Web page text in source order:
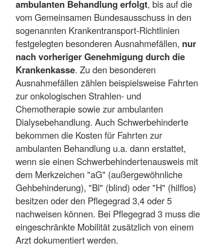
ambulanten Behandlung erfolgt, bis auf die
vom Gemeinsamen Bundesausschuss in den
sogenannten Krankentransport-Richtlinien
festgelegten besonderen Ausnahmefällen, nur
nach vorheriger Genehmigung durch die
Krankenkasse. Zu den besonderen
Ausnahmefällen zählen beispielsweise Fahrten
zur onkologischen Strahlen- und
Chemotherapie sowie zur ambulanten
Dialysebehandlung. Auch Schwerbehinderte
bekommen die Kosten für Fahrten zur
ambulanten Behandlung u.a. dann erstattet,
wenn sie einen Schwerbehindertenausweis mit
dem Merkzeichen "aG" (außergewöhnliche
Gehbehinderung), "Bl" (blind) oder "H" (hilflos)
besitzen oder den Pflegegrad 3,4 oder 5
nachweisen können. Bei Pflegegrad 3 muss die
eingeschränkte Mobilität zusätzlich von einem
Arzt dokumentiert werden.